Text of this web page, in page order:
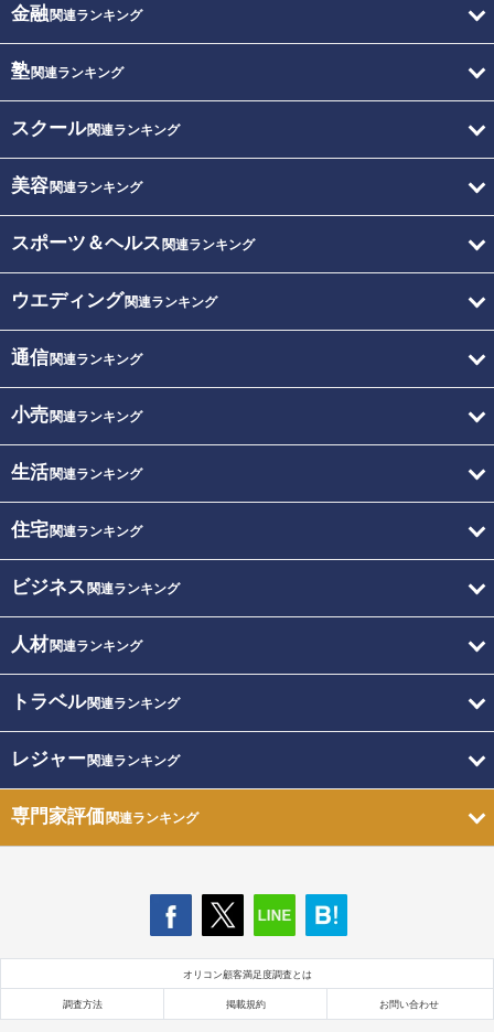
金融関連ランキング
塾関連ランキング
スクール関連ランキング
美容関連ランキング
スポーツ＆ヘルス 関連ランキング
ウエディング関連ランキング
通信関連ランキング
小売関連ランキング
生活関連ランキング
住宅関連ランキング
ビジネス 関連ランキング
人材関連ランキング
トラベル関連ランキング
レジャー関連ランキング
専門家評価関連ランキング
オリコン顧客満足度調査とは
調査方法 掲載規約 お問い合わせ